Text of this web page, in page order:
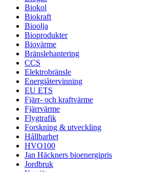
Biokol
Biokraft
Bioolja
Bioprodukter
Biovärme
Bränslehantering
CCS
Elektrobränsle
Energiåtervinning
EU ETS
Fjärr- och kraftvärme
Fjärrvärme
Flygtrafik
Forskning & utveckling
Hållbarhet
HVO100
Jan Häckners bioenergipris
Jordbruk